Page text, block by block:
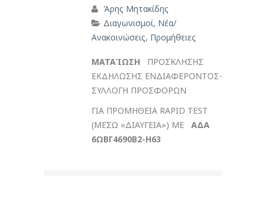
Άρης Μητακίδης
Διαγωνισμοί, Νέα/
Ανακοινώσεις, Προμήθειες
ΜΑΤΑΊΩΣΗ ΠΡΟΣΚΛΗΣΗΣ
ΕΚΔΗΛΩΣΗΣ ΕΝΔΙΑΦΕΡΟΝΤΟΣ-
ΣΥΛΛΟΓΗ ΠΡΟΣΦΟΡΩΝ
ΓΙΑ ΠΡΟΜΗΘΕΙΑ RAPID TEST
(ΜΕΣΩ «ΔΙΑΥΓΕΙΑ») ΜΕ ΑΔΑ
6ΩΒΓ4690Β2-Η63